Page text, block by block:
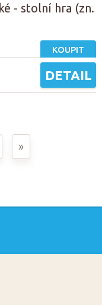
- stolní hra (zn.
KOUPIT
DETAIL
»